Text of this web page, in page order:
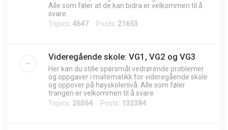
Alle som føler at de kan bidra er velkommen til å
svare.
Topics: 4647Posts: 21653
Videregående skole: VG1, VG2 og VG3
Her kan du stille spørsmål vedrørende problemer
og oppgaver i matematikk for videregående skole
og oppover på høyskolenivå. Alle som føler
trangen er velkommen til å svare.
Topics: 26364 Posts: 132384